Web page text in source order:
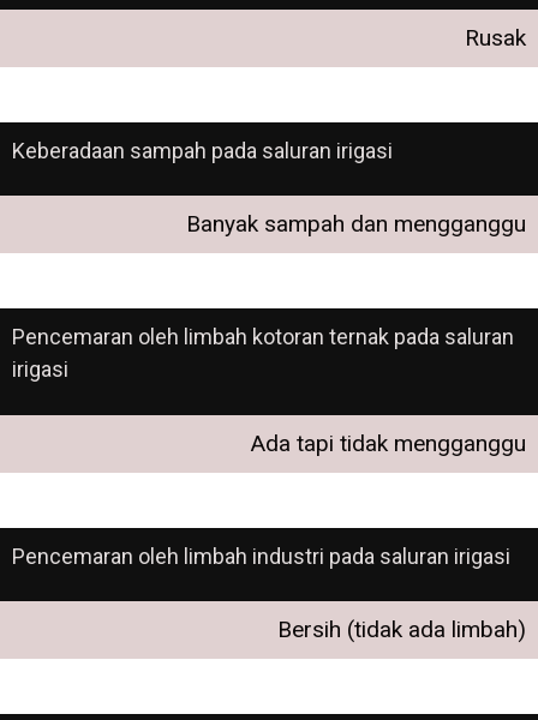
Rusak
Keberadaan sampah pada saluran irigasi
Banyak sampah dan mengganggu
Pencemaran oleh limbah kotoran ternak pada saluran
irigasi
Ada tapi tidak mengganggu
Pencemaran oleh limbah industri pada saluran irigasi
Bersih (tidak ada limbah)